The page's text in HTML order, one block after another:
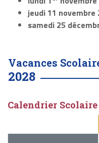
jeudi 11 novembre
samedi 25
Vacances
2028
Calendrier